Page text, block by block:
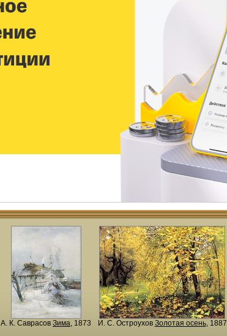
А. К. Саврасов Зима, 1873 И. С. Остроухов Золотая осень, 1887